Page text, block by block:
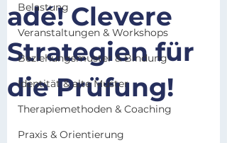
Belastung
Veranstaltungen & Workshops
Beziehungsmuster & Bindung
Identität & alte Muster
Therapiemethoden & Coaching
Praxis & Orientierung
adé! Clevere
Strategien für
die Prüfung!